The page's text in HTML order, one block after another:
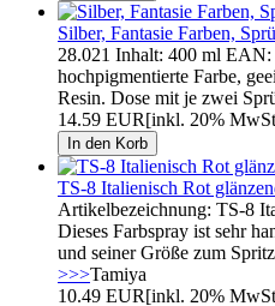
Silber, Fantasie Farben,
28.021 Inhalt: 400 ml EAN:
hochpigmentierte Farbe,
Resin. Dose mit je zwei
14.59 EUR[inkl. 20%
TS-8 Italienisch Rot
Artikelbezeichnung: TS-8
Dieses Farbspray ist sehr
und seiner Größe zum
>>>Tamiya
10.49 EUR[inkl. 20%